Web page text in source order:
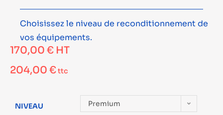
Choisissez le niveau de reconditionnement de
vos équipements.
170,00 € HT
204,00 €ttc
NIVEAU Premium